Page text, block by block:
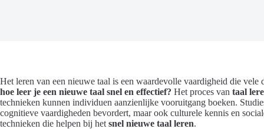
Het leren van een nieuwe taal is een waardevolle vaardigheid die
hoe leer je een nieuwe taal snel en effectief? Het proces van taal
technieken kunnen individuen aanzienlijke vooruitgang boeken.
cognitieve vaardigheden bevordert, maar ook culturele kennis en
technieken die helpen bij het snel nieuwe taal leren.